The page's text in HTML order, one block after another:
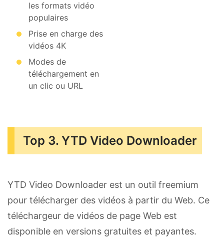
les formats vidéo
populaires
Prise en charge des
vidéos 4K
Modes de
téléchargement en
un clic ou URL
Top 3. YTD Video Downloader
YTD Video Downloader est un outil freemium
pour télécharger des vidéos à partir du Web. Ce
téléchargeur de vidéos de page Web est
disponible en versions gratuites et payantes.